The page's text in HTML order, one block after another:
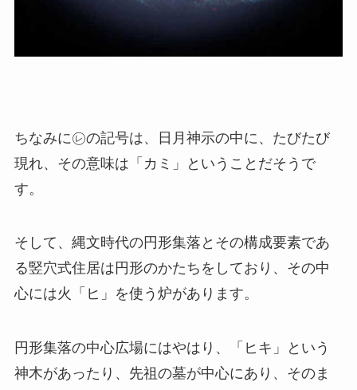
ちなみに㋹の記号は、日月神示の中に、たびたび
現れ、その意味は「カミ」ということだそうで
す。
そして、縄文時代の円形集落とその構成要素であ
る竪穴式住居は円形のかたちをしており、その中
心には火「ヒ」を使う炉があります。
円形集落の中心広場にはやはり、「ヒキ」という
神木があったり、先祖の墓が中心にあり、そのま